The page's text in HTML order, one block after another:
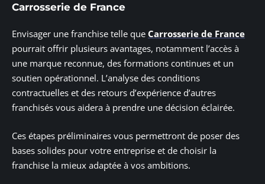
Carrosserie de France
Envisager une franchise telle que Carrosserie de France
pourrait offrir plusieurs avantages, notamment l’accès à
une marque reconnue, des formations continues et un
soutien opérationnel. L’analyse des conditions
contractuelles et des retours d’expérience d’autres
franchisés vous aidera à prendre une décision éclairée.
Ces étapes préliminaires vous permettront de poser des
bases solides pour votre entreprise et de choisir la
franchise la mieux adaptée à vos ambitions.